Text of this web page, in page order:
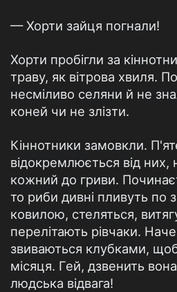
— Хорти зайця погнали!
Хорти пробігли за
траву, як вітрова хвиля.
несміливо селяни й не
коней чи не злізти.
Кіннотники замовкли.
відокремлюється від
кожний до гриви.
то риби дивні пливуть по
ковилою, стеляться,
перелітають рівчаки.
звиваються клубками,
місяця. Гей, дзвенить
людська відвага!